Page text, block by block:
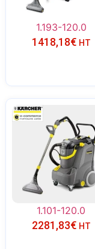
1.193-120.0
1418,18€ HT
1.101-120.0
2281,83€ HT